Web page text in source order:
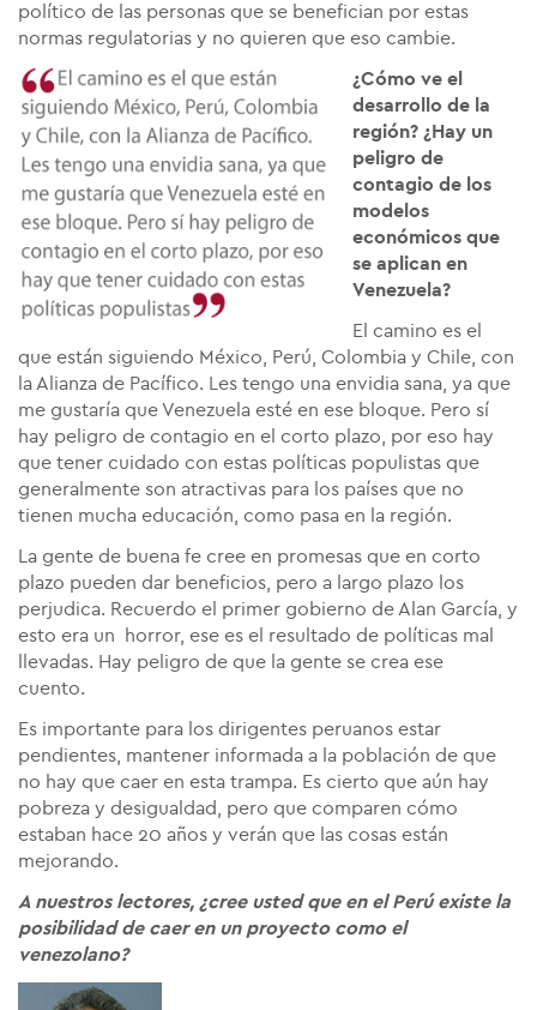
político de las personas que se benefician por estas
normas regulatorias y no quieren que eso cambie.
¿Cómo ve el
desarrollo de la
región? ¿Hay un
peligro de
contagio de los
modelos
económicos que
se aplican en
Venezuela?
El camino es el
que están siguiendo México, Perú, Colombia y Chile, con
la Alianza de Pacífico. Les tengo una envidia sana, ya que
me gustaría que Venezuela esté en ese bloque. Pero sí
hay peligro de contagio en el corto plazo, por eso hay
que tener cuidado con estas políticas populistas que
generalmente son atractivas para los países que no
tienen mucha educación, como pasa en la región.
La gente de buena fe cree en promesas que en corto
plazo pueden dar beneficios, pero a largo plazo los
perjudica. Recuerdo el primer gobierno de Alan García, y
esto era un horror, ese es el resultado de políticas mal
llevadas. Hay peligro de que la gente se crea ese
cuento.
Es importante para los dirigentes peruanos estar
pendientes, mantener informada a la población de que
no hay que caer en esta trampa. Es cierto que aún hay
pobreza y desigualdad, pero que comparen cómo
estaban hace 20 años y verán que las cosas están
mejorando.
A nuestros lectores, ¿cree usted que en el Perú existe la
posibilidad de caer en un proyecto como el
venezolano?